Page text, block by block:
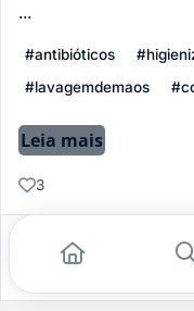
...
#antibióticos
#lavagemdemaos
Leia mais
3
Gostei